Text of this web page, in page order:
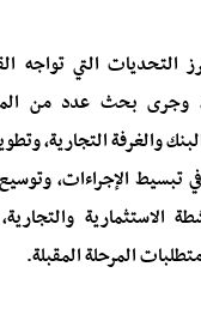
التحديات التي تواجه
وجرى بحث عدد من
والغرفة التجارية،
تبسيط الإجراءات،
الاستثمارية
المرحلة المقبلة.